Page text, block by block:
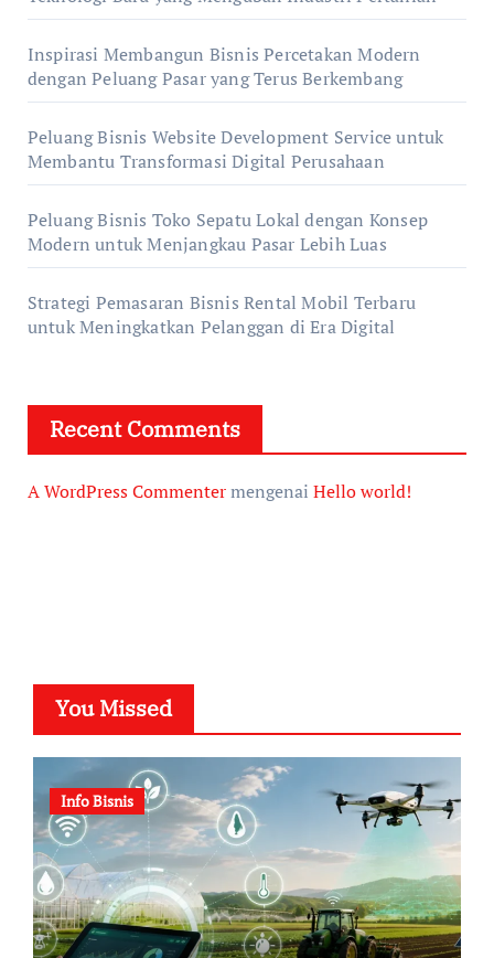
Inspirasi Membangun Bisnis Percetakan Modern
dengan Peluang Pasar yang Terus Berkembang
Peluang Bisnis Website Development Service untuk
Membantu Transformasi Digital Perusahaan
Peluang Bisnis Toko Sepatu Lokal dengan Konsep
Modern untuk Menjangkau Pasar Lebih Luas
Strategi Pemasaran Bisnis Rental Mobil Terbaru
untuk Meningkatkan Pelanggan di Era Digital
Recent Comments
A WordPress Commentermengenai Hello world!
You Missed
Info Bisnis